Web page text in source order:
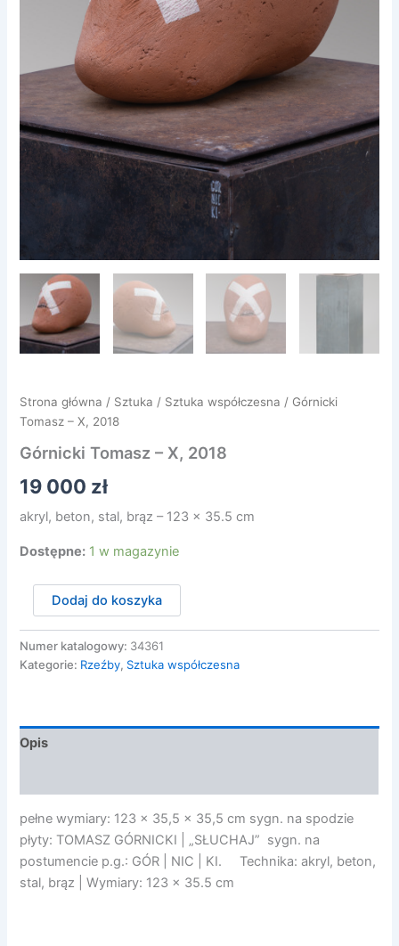
Strona główna / Sztuka / Sztuka współczesna / Górnicki
Tomasz – X, 2018
Górnicki Tomasz – X, 2018
19 000 zł
akryl, beton, stal, brąz – 123 x 35.5 cm
Dostępne: 1 w magazynie
Górnicki
Tomasz
-
X,
Dodaj do koszyka
Numer katalogowy: 34361
Kategorie: Rzeźby, Sztuka współczesna
Opis
pełne wymiary: 123 x 35,5 x 35,5 cm sygn. na spodzie
płyty: TOMASZ GÓRNICKI | „SŁUCHAJ” sygn. na
postumencie p.g.: GÓR | NIC | KI. Technika: akryl, beton,
stal, brąz | Wymiary: 123 x 35.5 cm